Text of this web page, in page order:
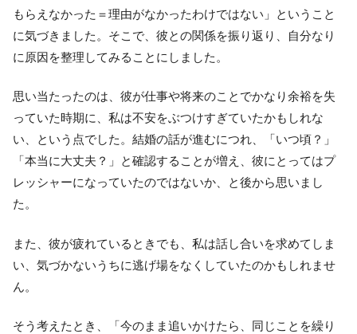
もらえなかった＝理由がなかったわけではない」ということ
に気づきました。そこで、彼との関係を振り返り、自分なり
に原因を整理してみることにしました。
思い当たったのは、彼が仕事や将来のことでかなり余裕を失
っていた時期に、私は不安をぶつけすぎていたかもしれな
い、という点でした。結婚の話が進むにつれ、「いつ頃？」
「本当に大丈夫？」と確認することが増え、彼にとってはプ
レッシャーになっていたのではないか、と後から思いまし
た。
また、彼が疲れているときでも、私は話し合いを求めてしま
い、気づかないうちに逃げ場をなくしていたのかもしれませ
ん。
そう考えたとき、「今のまま追いかけたら、同じことを繰り